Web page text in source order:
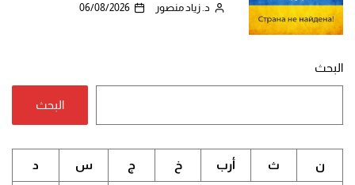
د. زياد منصور 06/08/2026
البحث
البحث
ن ث أرب خ ج س د